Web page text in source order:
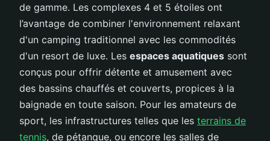
de gamme. Les complexes 4 et 5 étoiles ont
l’avantage de combiner l'environnement relaxant
d'un camping traditionnel avec les commodités
d'un resort de luxe. Les espaces aquatiques sont
conçus pour offrir détente et amusement avec
des bassins chauffés et couverts, propices à la
baignade en toute saison. Pour les amateurs de
sport, les infrastructures telles que les terrains de
tennis, de pétanque, ou encore les salles de